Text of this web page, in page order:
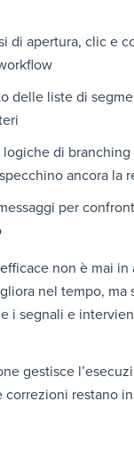
di apertura, clic e
delle liste di
di branching
ancora la
per
efficace non è mai in
nel tempo, ma
i segnali e
gestisce
correzioni restano